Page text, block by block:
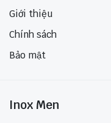
Giới thiệu
Chính sách
Bảo mật
Inox Men